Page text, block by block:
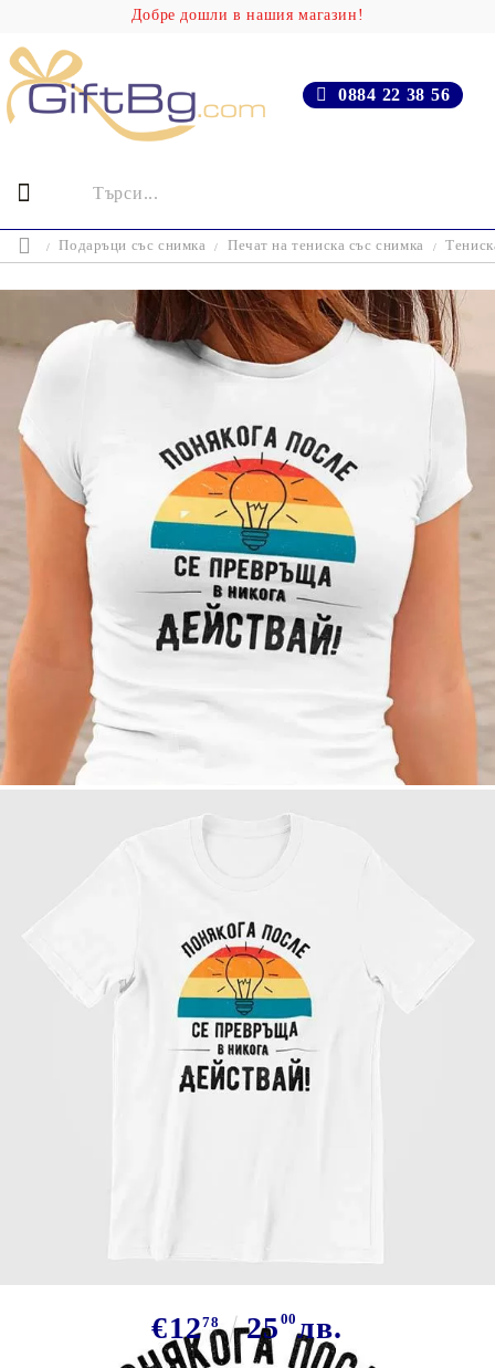
Добре дошли в нашия магазин!
0884 22 38 56
Подаръци със снимка Печат на тениска със снимка
Тениска - Действай!
€1278 25 00лв.